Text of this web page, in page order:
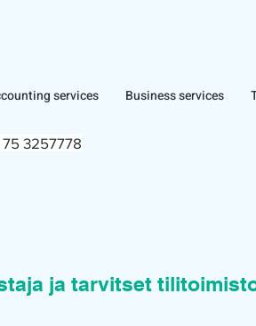
services Business services
3257778
ja tarvitset